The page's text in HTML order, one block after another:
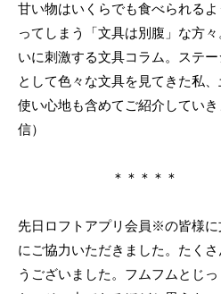
甘い物はいくらでも食べられる
ってしまう「文具は別腹」な方
いに刺激する文具コラム。ステ
として色々な文具を見てきた私
使い心地も含めてご紹介してい
信）
＊＊＊＊＊
先日ロフトアプリ会員※の皆様に
にご協力いただきました。たく
うございました。フムフムとじ